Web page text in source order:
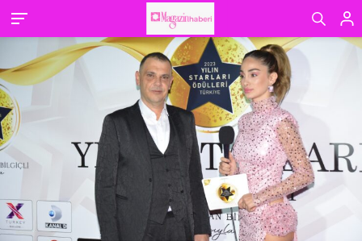
çalışmalarının karşılığını “Yılın Spor Elçisi”
ödülünü alarak başarısını perçinledi.